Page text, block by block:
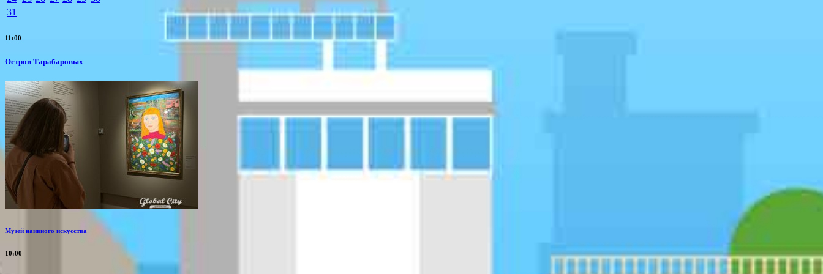
31
11:00
Остров Тарабаровых
Музей наивного искусства
10:00